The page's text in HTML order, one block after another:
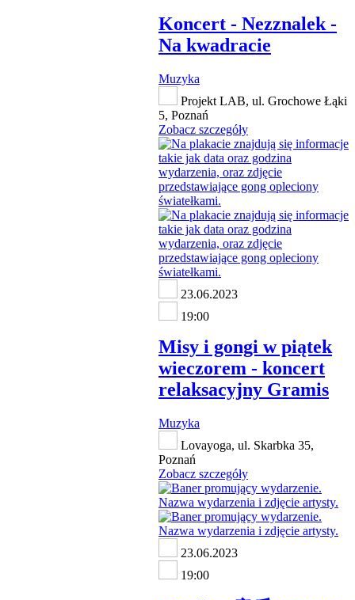
Koncert - Nezznalek -
Na kwadracie
Muzyka
Projekt LAB, ul. Grochowe Łąki
5, Poznań
Zobacz szczegóły
23.06.2023
19:00
Misy i gongi w piątek
wieczorem - koncert
relaksacyjny Gramis
Muzyka
Lovayoga, ul. Skarbka 35,
Poznań
Zobacz szczegóły
23.06.2023
19:00